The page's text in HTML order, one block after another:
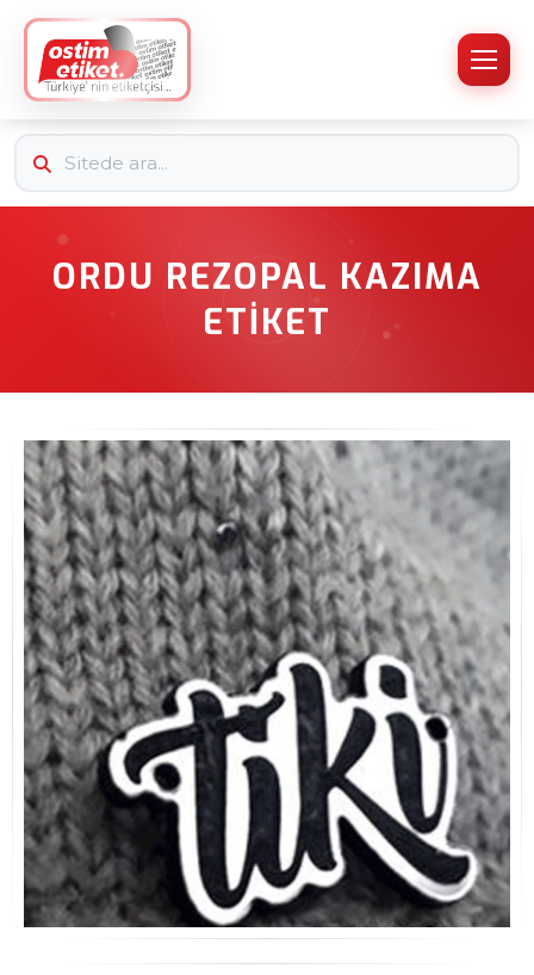
ORDU REZOPAL KAZIMA
ETIKET